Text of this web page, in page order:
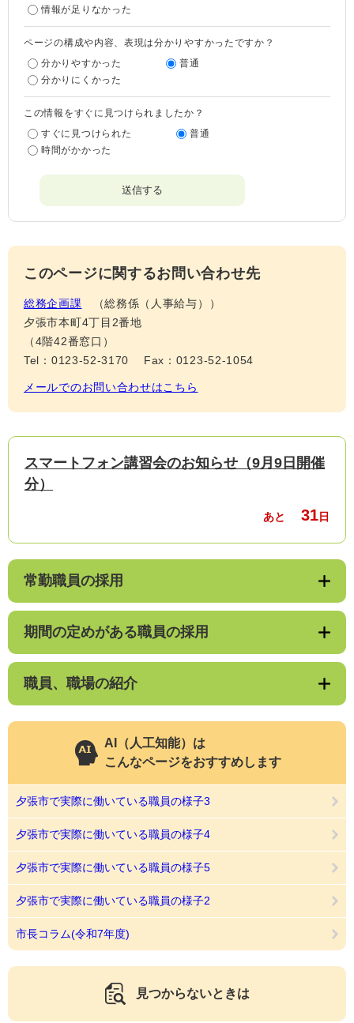
情報が足りなかった
ページの構成や内容、表現は分かりやすかったですか？
分かりやすかった
普通
分かりにくかった
この情報をすぐに見つけられましたか？
すぐに見つけられた
普通
時間がかかった
このページに関するお問い合わせ先
総務企画課
総務係（人事給与）
夕張市本町4丁目2番地
（4階42番窓口）
Tel：0123-52-3170
Fax：0123-52-1054
メールでのお問い合わせはこちら
スマートフォン講習会のお知らせ（9月9日開催
分）
あと 31日
常勤職員の採用
期間の定めがある職員の採用
職員、職場の紹介
AI（人工知能）は
こんなページをおすすめします
夕張市で実際に働いている職員の様子3
夕張市で実際に働いている職員の様子4
夕張市で実際に働いている職員の様子5
夕張市で実際に働いている職員の様子2
市長コラム(令和7年度)
見つからないときは